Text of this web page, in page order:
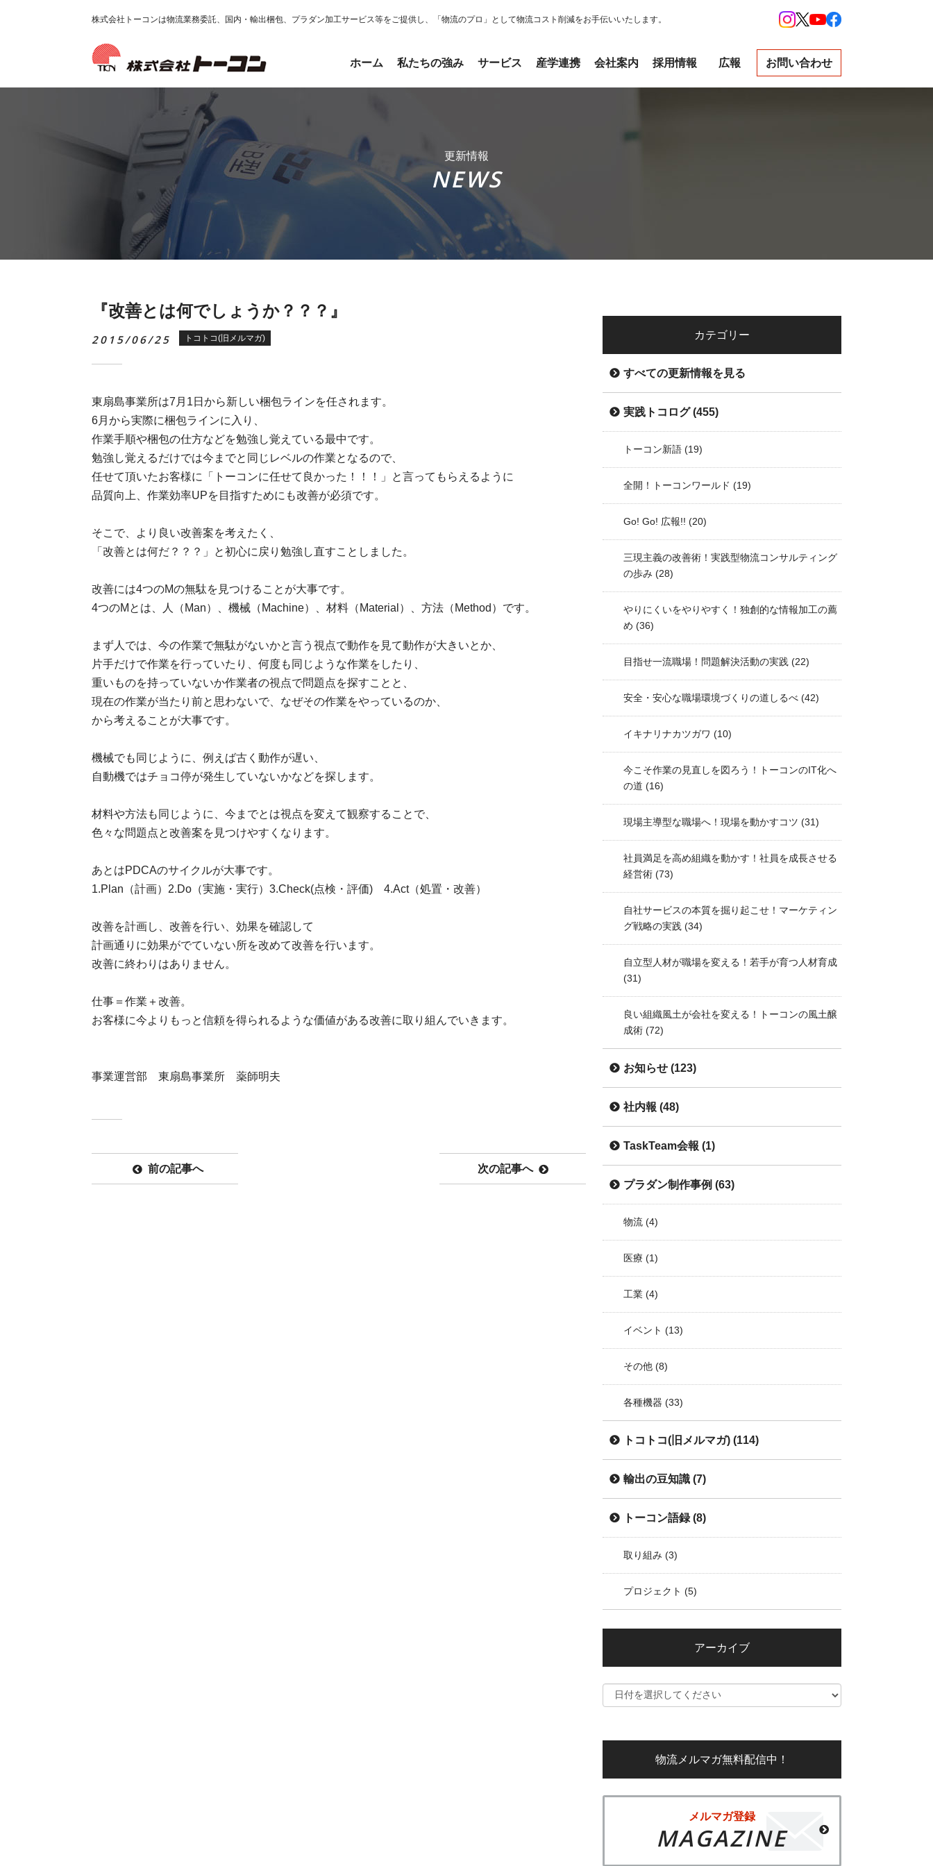
株式会社トーコンは物流業務委託、国内・輸出梱包、プラダン加工サービス等をご提供し、「物流のプロ」として物流コスト削減をお手伝いいたします。
ホーム 私たちの強み サービス 産学連携 会社案内 採用情報 広報 お問い合わせ
更新情報
NEWS
『改善とは何でしょうか？？？』
2015/06/25 トコトコ(旧メルマガ)
東扇島事業所は7月1日から新しい梱包ラインを任されます。
6月から実際に梱包ラインに入り、
作業手順や梱包の仕方などを勉強し覚えている最中です。
勉強し覚えるだけでは今までと同じレベルの作業となるので、
任せて頂いたお客様に「トーコンに任せて良かった！！！」と言ってもらえるように
品質向上、作業効率UPを目指すためにも改善が必須です。
そこで、より良い改善案を考えたく、
「改善とは何だ？？？」と初心に戻り勉強し直すことしました。
改善には4つのMの無駄を見つけることが大事です。
4つのMとは、人（Man）、機械（Machine）、材料（Material）、方法（Method）です。
まず人では、今の作業で無駄がないかと言う視点で動作を見て動作が大きいとか、
片手だけで作業を行っていたり、何度も同じような作業をしたり、
重いものを持っていないか作業者の視点で問題点を探すことと、
現在の作業が当たり前と思わないで、なぜその作業をやっているのか、
から考えることが大事です。
機械でも同じように、例えば古く動作が遅い、
自動機ではチョコ停が発生していないかなどを探します。
材料や方法も同じように、今までとは視点を変えて観察することで、
色々な問題点と改善案を見つけやすくなります。
あとはPDCAのサイクルが大事です。
1.Plan（計画）2.Do（実施・実行）3.Check(点検・評価) 4.Act（処置・改善）
改善を計画し、改善を行い、効果を確認して
計画通りに効果がでていない所を改めて改善を行います。
改善に終わりはありません。
仕事＝作業＋改善。
お客様に今よりもっと信頼を得られるような価値がある改善に取り組んでいきます。
事業運営部 東扇島事業所 薬師明夫
前の記事へ 次の記事へ
カテゴリー
すべての更新情報を見る
実践トコログ(455)
トーコン新語 (19)
全開！トーコンワールド (19)
Go! Go! 広報!! (20)
三現主義の改善術！実践型物流コンサルティング
の歩み (28)
やりにくいをやりやすく！独創的な情報加工の薦
め (36)
目指せ一流職場！問題解決活動の実践 (22)
安全・安心な職場環境づくりの道しるべ (42)
イキナリナカツガワ (10)
今こそ作業の見直しを図ろう！トーコンのIT化へ
の道 (16)
現場主導型な職場へ！現場を動かすコツ (31)
社員満足を高め組織を動かす！社員を成長させる
経営術 (73)
自社サービスの本質を掘り起こせ！マーケティン
グ戦略の実践 (34)
自立型人材が職場を変える！若手が育つ人材育成
(31)
良い組織風土が会社を変える！トーコンの風土醸
成術 (72)
お知らせ (123)
社内報 (48)
TaskTeam会報 (1)
プラダン制作事例 (63)
物流 (4)
医療 (1)
工業 (4)
イベント (13)
その他 (8)
各種機器 (33)
トコトコ(旧メルマガ) (114)
輸出の豆知識 (7)
トーコン語録(8)
取り組み (3)
プロジェクト (5)
アーカイブ
物流メルマガ無料配信中！
メルマガ登録
MAGAZINE